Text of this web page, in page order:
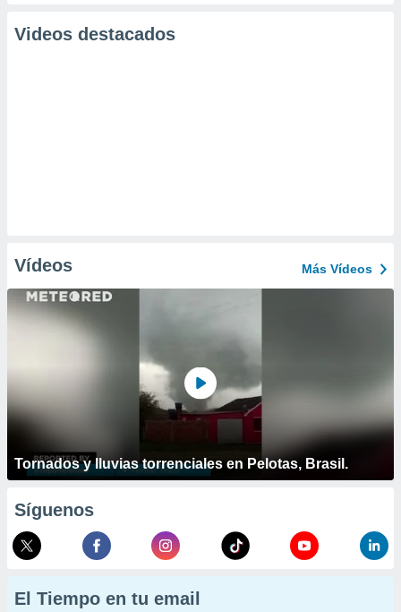
Videos destacados
Vídeos Más Vídeos
Tornados y lluvias torrenciales en Pelotas, Brasil.
Síguenos
El Tiempo en tu email